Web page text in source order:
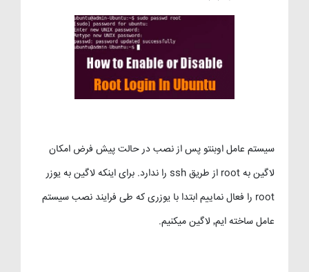
سیستم عامل اوبنتو پس از نصب در حالت پیش فرض امکان
لاگین به root از طریق ssh را ندارد. برای اینکه لاگین به یوزر
root را فعال نماییم ابتدا با یوزری که طی فرایند نصب سیستم
عامل ساخته ایم٬ لاگین میکنیم.